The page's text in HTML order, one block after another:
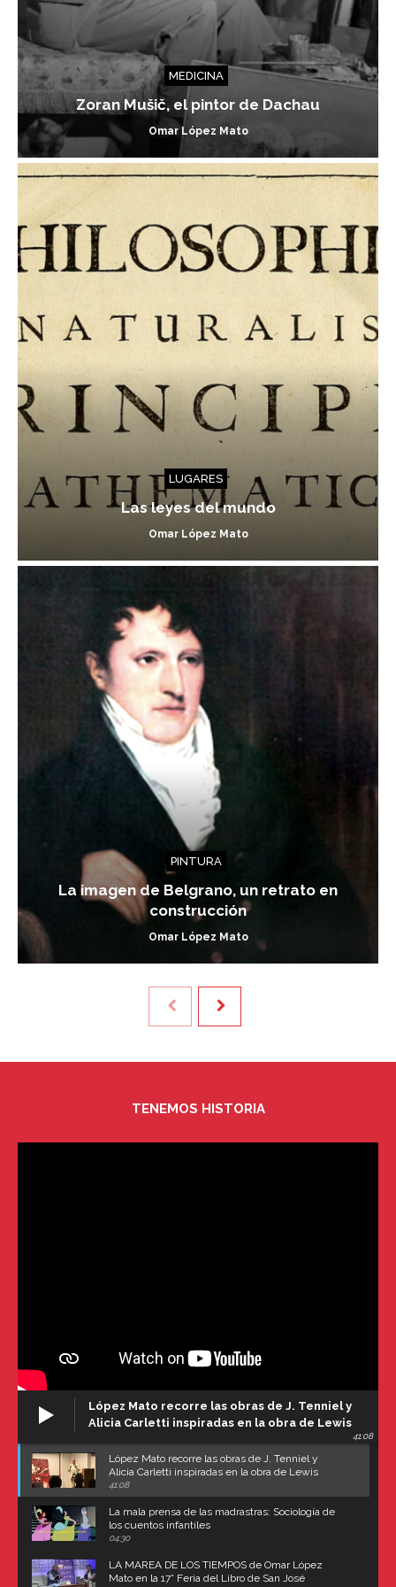
MEDICINA
Zoran Mušič, el pintor de Dachau
Omar López Mato
LUGARES
Las leyes del mundo
Omar López Mato
PINTURA
La imagen de Belgrano, un retrato en
construcción
Omar López Mato
TENEMOS HISTORIA
López Mato recorre las obras de J. Tenniel y
Alicia Carletti inspiradas en la obra de Lewis
41:08
López Mato recorre las obras de J. Tenniel y
Alicia Carletti inspiradas en la obra de Lewis
Carroll
41:08
La mala prensa de las madrastras: Sociología de
los cuentos infantiles
04:30
LA MAREA DE LOS TIEMPOS de Omar López
Mato en la 17° Feria del Libro de San José